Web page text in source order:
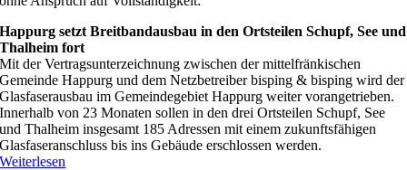
Happurg setzt Breitbandausbau in den Ortsteilen Schupf, See und
Thalheim fort
Mit der Vertragsunterzeichnung zwischen der mittelfränkischen
Gemeinde Happurg und dem Netzbetreiber bisping & bisping wird der
Glasfaserausbau im Gemeindegebiet Happurg weiter vorangetrieben.
Innerhalb von 23 Monaten sollen in den drei Ortsteilen Schupf, See
und Thalheim insgesamt 185 Adressen mit einem zukunftsfähigen
Glasfaseranschluss bis ins Gebäude erschlossen werden.
Weiterlesen